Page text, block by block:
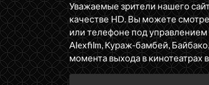
Уважаемые зрители нашего
качестве HD. Вы можете
или телефоне под управлением
Alexfilm, Кураж-бамбей,
момента выхода в кинотеатрах